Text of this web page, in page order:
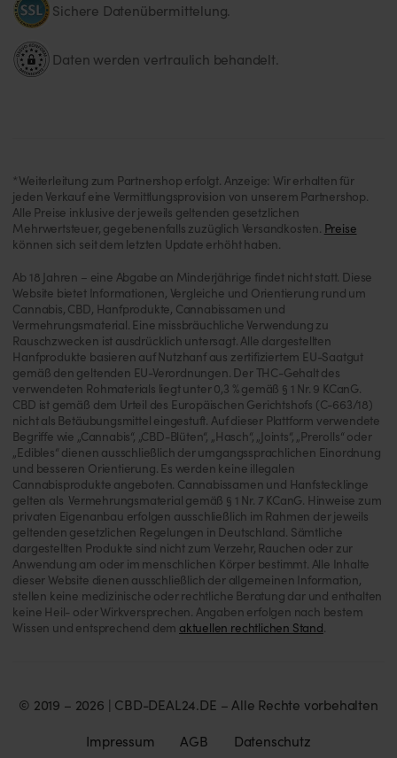
Sichere Datenübermittelung.
Daten werden vertraulich behandelt.
*Weiterleitung zum Partnershop erfolgt. Anzeige: Wir erhalten für
jeden Verkauf eine Vermittlungsprovision von unserem Partnershop.
Alle Preise inklusive der jeweils geltenden gesetzlichen
Mehrwertsteuer, gegebenenfalls zuzüglich Versandkosten. Preise
können sich seit dem letzten Update erhöht haben.
Ab 18 Jahren – eine Abgabe an Minderjährige findet nicht statt. Diese
Website bietet Informationen, Vergleiche und Orientierung rund um
Cannabis, CBD, Hanfprodukte, Cannabissamen und
Vermehrungsmaterial. Eine missbräuchliche Verwendung zu
Rauschzwecken ist ausdrücklich untersagt. Alle dargestellten
Hanfprodukte basieren auf Nutzhanf aus zertifiziertem EU-Saatgut
gemäß den geltenden EU-Verordnungen. Der THC-Gehalt des
verwendeten Rohmaterials liegt unter 0,3 % gemäß § 1 Nr. 9 KCanG.
CBD ist gemäß dem Urteil des Europäischen Gerichtshofs (C-663/18)
nicht als Betäubungsmittel eingestuft. Auf dieser Plattform verwendete
Begriffe wie „Cannabis“, „CBD-Blüten“, „Hasch“, „Joints“, „Prerolls“ oder
„Edibles“ dienen ausschließlich der umgangssprachlichen Einordnung
und besseren Orientierung. Es werden keine illegalen
Cannabisprodukte angeboten. Cannabissamen und Hanfstecklinge
gelten als Vermehrungsmaterial gemäß § 1 Nr. 7 KCanG. Hinweise zum
privaten Eigenanbau erfolgen ausschließlich im Rahmen der jeweils
geltenden gesetzlichen Regelungen in Deutschland. Sämtliche
dargestellten Produkte sind nicht zum Verzehr, Rauchen oder zur
Anwendung am oder im menschlichen Körper bestimmt. Alle Inhalte
dieser Website dienen ausschließlich der allgemeinen Information,
stellen keine medizinische oder rechtliche Beratung dar und enthalten
keine Heil- oder Wirkversprechen. Angaben erfolgen nach bestem
Wissen und entsprechend dem aktuellen rechtlichen Stand.
© 2019 – 2026 | CBD-DEAL24.DE – Alle Rechte vorbehalten
Impressum
AGB Datenschutz